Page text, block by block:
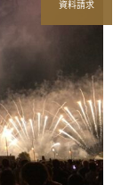
資料請求